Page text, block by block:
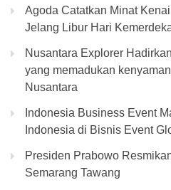
Agoda Catatkan Minat
Jelang Libur Hari
Nusantara Explorer
yang memadukan
Nusantara
Indonesia Business Event
Indonesia di Bisnis Event
Presiden Prabowo
Semarang Tawang